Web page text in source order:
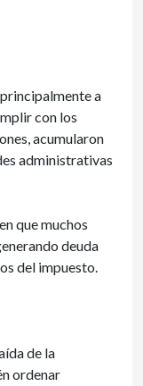
a
con los
acumularon
administrativas
que muchos
deuda
del impuesto.
de la
ordenar